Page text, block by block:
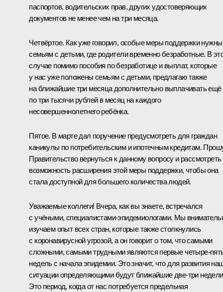
паспортов, водительских прав, других удостоверяющих
документов не менее чем на три месяца.
Четвёртое. Как уже говорил, особые меры поддержки нужны
семьям с детьми, где родители временно безработные. В
случае помимо пособия по безработице и выплат, которые
у нас уже положены семьям с детьми, предлагаю также
на ближайшие три месяца дополнительно выплачивать ещё
по три тысячи рублей в месяц на каждого
несовершеннолетнего ребёнка.
Пятое. В марте дал поручение предусмотреть для граждан
каникулы по потребительским и ипотечным кредитам.
Правительство вернуться к данному вопросу и рассмотреть
возможность расширения этой меры поддержки, чтобы она
стала доступной для большего количества людей.
Уважаемые коллеги! Вчера, как вы знаете, встречался
с учёными, специалистами-эпидемиологами. Мы
изучаем опыт всех стран, которые также столкнулись
с коронавирусной угрозой, а он говорит о том, что самыми
сложными, самыми трудными являются первые четыре-
недель с начала эпидемии. Это значит, что для развития
ситуации определяющими будут ближайшие две-три
Это период, когда от нас потребуется предельная